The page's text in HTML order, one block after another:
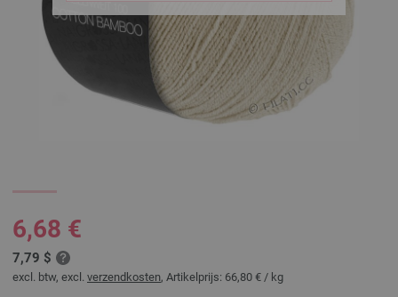
6,68 €
7,79 $
excl. btw, excl. verzendkosten, Artikelprijs: 66,80 € / kg